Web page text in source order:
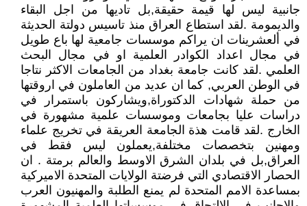
جانبية ليس لها قيمة حقيقة,بل تاديها من اجل البقاء
والديمومة .لقد استطاع العراق منذ تاسيس دولتة الحديثة
في ألعشرينات ان يراكم موسسات جامعية لها باع طويل
في مجال اعداد الكوادر العلمية او في مجال البحث
العلمي .لقد كانت جامعة بغداد من الجامعات الاكثر نتاجا
في الوطن العربي, كما ان عديد من العاملون في اروقتها
من حملة شهادات الدكتوراة,ويشاركون باستمرار في
دراسات عليا بجامعات وموسسات علمية مشهورة في
الخارج .لقد قامت هذة الجامعة العريقة في تخريج علماء
ومهنين بتخصصات مختلفة,يعملون ليس فقط في
العراق,بل في بلدان الشرق الاوسط والعالم برمتة . ان
الحصار الاقتصادي التي فرضتة الولايات المتحدة الاميركية
بمساعدة الامم المتحدة لم يمنع الطلبة والمهنيون العرب